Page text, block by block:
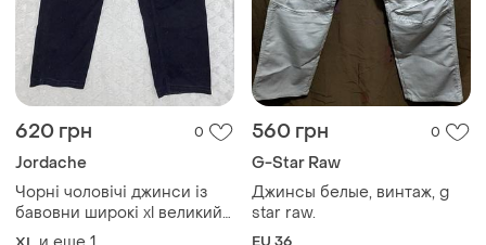
620 грн 0
Jordache
Чорні чоловічі джинси із
бавовни широкі xl великий
розмір якісні
560 грн 0
G-Star Raw
Джинсы белые, винтаж, g
star raw.
EU 36